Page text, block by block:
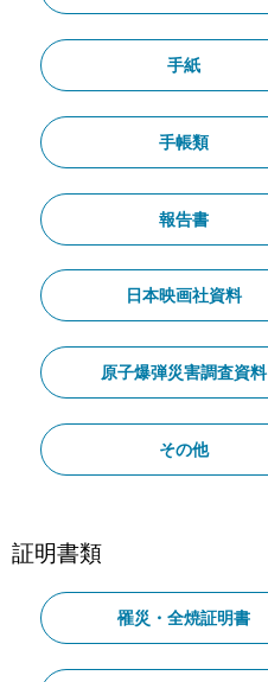
手紙
手帳類
報告書
日本映画社資料
原子爆弾災害調査資料
その他
証明書類
罹災・全焼証明書